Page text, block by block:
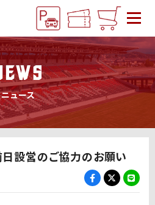
ニュース
設営のご協力のお願い